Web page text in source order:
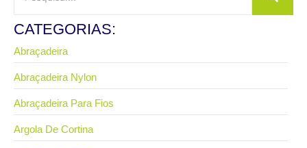
CATEGORIAS:
Abraçadeira
Abraçadeira Nylon
Abraçadeira Para Fios
Argola De Cortina